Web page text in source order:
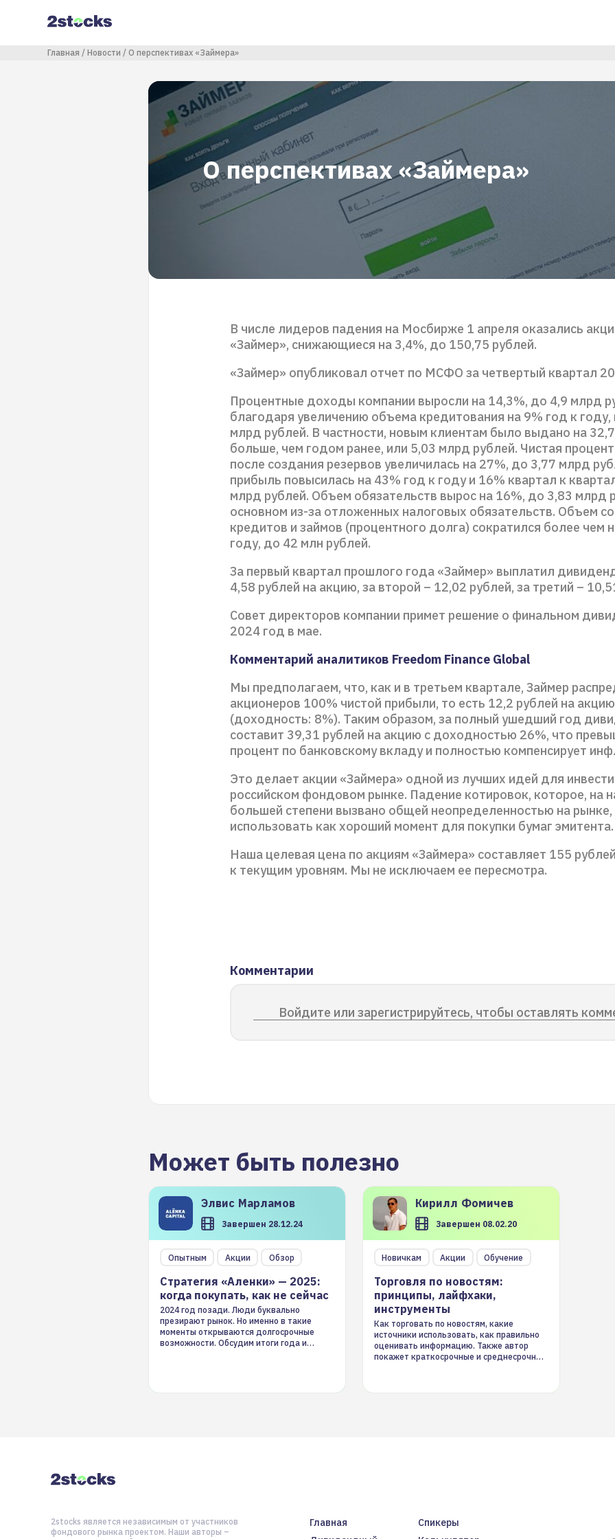
содержанию
Строка навигации
Главная Новости О перспективах «Займера»
О перспективах «Займера»
В числе лидеров падения на Мосбирже 1 апреля оказались
«Займер», снижающиеся на 3,4%, до 150,75 рублей.
«Займер» опубликовал отчет по МСФО за четвертый квартал
Процентные доходы компании выросли на 14,3%, до 4,9 млрд
благодаря увеличению объема кредитования на 9% год к
млрд рублей. В частности, новым клиентам было выдано на
больше, чем годом ранее, или 5,03 млрд рублей. Чистая
после создания резервов увеличилась на 27%, до 3,77 млрд
прибыль повысилась на 43% год к году и 16% квартал к
млрд рублей. Объем обязательств вырос на 16%, до 3,83 млрд
основном из-за отложенных налоговых обязательств. Объем
кредитов и займов (процентного долга) сократился более чем
году, до 42 млн рублей.
За первый квартал прошлого года «Займер» выплатил
4,58 рублей на акцию, за второй – 12,02 рублей, за третий –
Совет директоров компании примет решение о финальном
2024 год в мае.
Комментарий аналитиков Freedom Finance Global
Мы предполагаем, что, как и в третьем квартале, Займер
акционеров 100% чистой прибыли, то есть 12,2 рублей на акцию
(доходность: 8%). Таким образом, за полный ушедший год
составит 39,31 рублей на акцию с доходностью 26%, что
процент по банковскому вкладу и полностью компенсирует
Это делает акции «Займера» одной из лучших идей для
российском фондовом рынке. Падение котировок, которое, на
большей степени вызвано общей неопределенностью на
использовать как хороший момент для покупки бумаг эмитента.
Наша целевая цена по акциям «Займера» составляет 155
к текущим уровням. Мы не исключаем ее пересмотра.
Комментарии
Войдите или зарегистрируйтесь, чтобы оставлять
Может быть полезно
Элвис Марламов
Завершен 28.12.24
Опытным Акции Обзор
Стратегия «Аленки» — 2025:
когда покупать, как не сейчас
2024 год позади. Люди буквально
презирают рынок. Но именно в такие
моменты открываются долгосрочные
возможности. Обсудим итоги года и
Кирилл Фомичев
Завершен 08.02.20
Новичкам Акции Обучение
Торговля по новостям:
принципы, лайфхаки,
инструменты
Как торговать по новостям, какие
источники использовать, как правильно
оценивать информацию. Также автор
покажет краткосрочные и среднесрочные
Главная
Спикеры
2stocks является независимым от участников
фондового рынка проектом. Наши авторы –